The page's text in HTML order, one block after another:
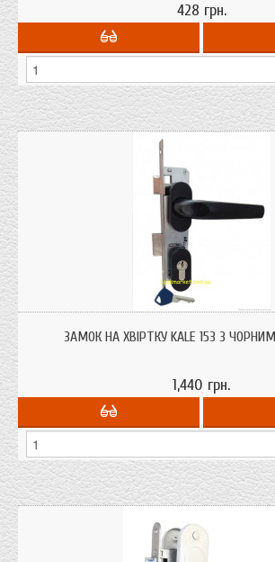
428 грн.
Найчастіше використовують на хвіртку, ворота в
ЗАМОК НА ХВІРТКУ KALE 153 З
1,440 грн.